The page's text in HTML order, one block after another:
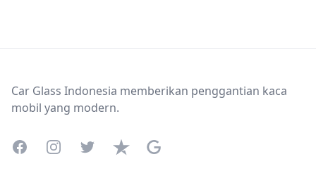
Car Glass Indonesia memberikan penggantian kaca
mobil yang modern.
FacebookInstagramTwitterTrustpilotGoogle Business Profile